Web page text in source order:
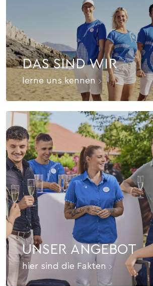
DAS SIND WIR
lerne uns kennen
UNSER ANGEBOT
hier sind die Fakten